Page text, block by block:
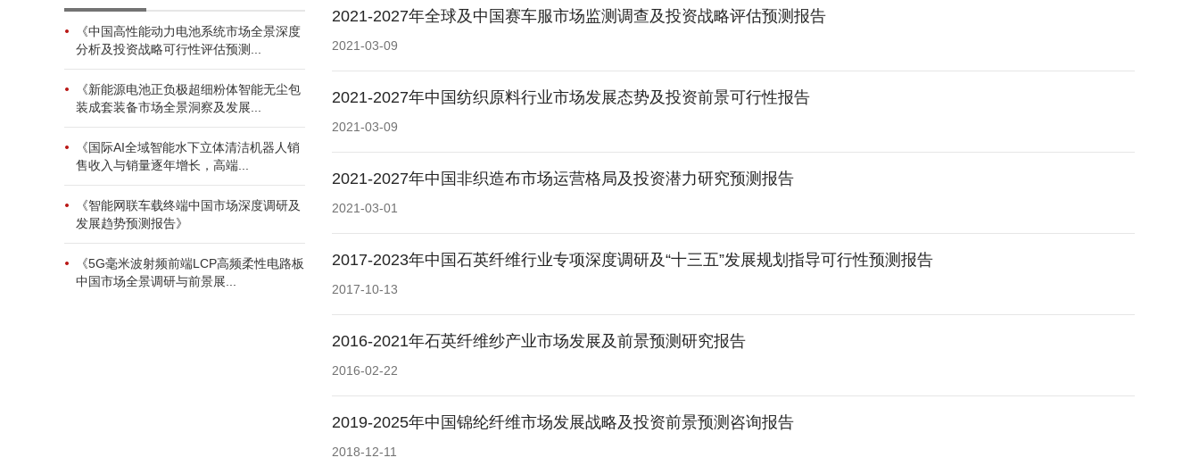
《中国高性能动力电池系统市场全景深度
分析及投资战略可行性评估预测...
《新能源电池正负极超细粉体智能无尘包
装成套装备市场全景洞察及发展...
《国际AI全域智能水下立体清洁机器人销
售收入与销量逐年增长，高端...
《智能网联车载终端中国市场深度调研及
发展趋势预测报告》
《5G毫米波射频前端LCP高频柔性电路板
中国市场全景调研与前景展...
2021-2027年全球及中国赛车服市场监测调查及投资战略评估预测报告
2021-03-09
2021-2027年中国纺织原料行业市场发展态势及投资前景可行性报告
2021-03-09
2021-2027年中国非织造布市场运营格局及投资潜力研究预测报告
2021-03-01
2017-2023年中国石英纤维行业专项深度调研及“十三五”发展规划指导可行性预测报告
2017-10-13
2016-2021年石英纤维纱产业市场发展及前景预测研究报告
2016-02-22
2019-2025年中国锦纶纤维市场发展战略及投资前景预测咨询报告
2018-12-11